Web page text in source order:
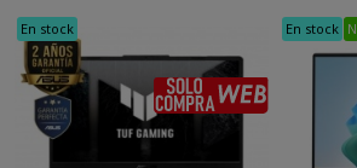
En stock En stock